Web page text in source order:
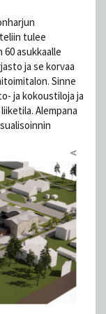
tulee
60 asukkaalle
ja se korvaa
Sinne
ja kokoustiloja ja
Alempana